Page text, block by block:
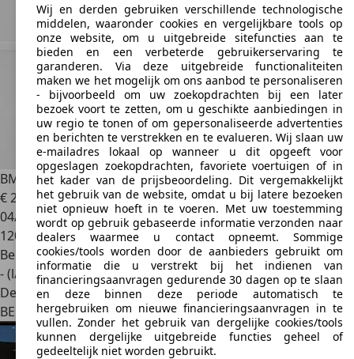
BMW 420 i aut. cabrio Luxery line | NAVI | CAMERA | LEDER
€ 20.750
04/2015
120.557 km
Benzine
- (l/100 km)
Dealer
BE 8340Moerkerke (n49 Knokke - Maldegem)
Wij en derden gebruiken verschillende technologische
middelen, waaronder cookies en vergelijkbare tools op
onze website, om u uitgebreide sitefuncties aan te
bieden en een verbeterde gebruikerservaring te
garanderen. Via deze uitgebreide functionaliteiten
maken we het mogelijk om ons aanbod te personaliseren
- bijvoorbeeld om uw zoekopdrachten bij een later
bezoek voort te zetten, om u geschikte aanbiedingen in
uw regio te tonen of om gepersonaliseerde advertenties
en berichten te verstrekken en te evalueren. Wij slaan uw
e-mailadres lokaal op wanneer u dit opgeeft voor
opgeslagen zoekopdrachten, favoriete voertuigen of in
het kader van de prijsbeoordeling. Dit vergemakkelijkt
het gebruik van de website, omdat u bij latere bezoeken
niet opnieuw hoeft in te voeren. Met uw toestemming
wordt op gebruik gebaseerde informatie verzonden naar
dealers waarmee u contact opneemt. Sommige
cookies/tools worden door de aanbieders gebruikt om
informatie die u verstrekt bij het indienen van
financieringsaanvragen gedurende 30 dagen op te slaan
en deze binnen deze periode automatisch te
hergebruiken om nieuwe financieringsaanvragen in te
vullen. Zonder het gebruik van dergelijke cookies/tools
kunnen dergelijke uitgebreide functies geheel of
gedeeltelijk niet worden gebruikt.